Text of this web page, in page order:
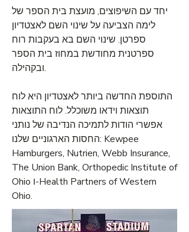
יחד עם השיפוצים, מועצת בית הספר של
לימה הצביעה על שינוי השם לאצטדיון
ספרטן. שינוי השם בא בעקבות רוח
ספרטנית מחודשת במחוז בית הספר
ובקהילה.
התוספת החדשה ביותר לאצטדיון היא לוח
תוצאות וידאו משוכלל. לוח התוצאות
אפשרי הודות לתמיכה הנדיבה של נותני
החסות הארגוניים שלנו: Kewpee
Hamburgers, Nutrien, Webb Insurance,
The Union Bank, Orthopedic Institute of
Ohio ו-Health Partners of Western
Ohio.